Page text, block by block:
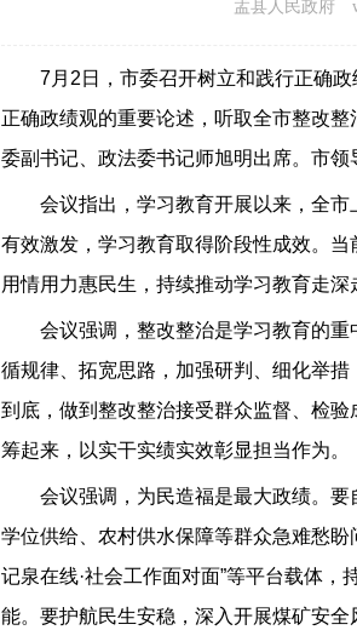
盂县人民政府
7月2日，市委召开树立和践行正确政
正确政绩观的重要论述，听取全市整改
委副书记、政法委书记师旭明出席。市
会议指出，学习教育开展以来，全市
有效激发，学习教育取得阶段性成效。
用情用力惠民生，持续推动学习教育走深
会议强调，整改整治是学习教育的重中
循规律、拓宽思路，加强研判、细化举
到底，做到整改整治接受群众监督、检
筹起来，以实干实绩实效彰显担当作为。
会议强调，为民造福是最大政绩。要自
学位供给、农村供水保障等群众急难愁
记泉在线·社会工作面对面”等平台载体
能。要护航民生安稳，深入开展煤矿安